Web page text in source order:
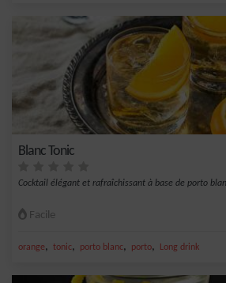
Blanc Tonic
Cocktail élégant et rafraîchissant à base de porto
Facile
orange, tonic, porto blanc, porto, Long drink